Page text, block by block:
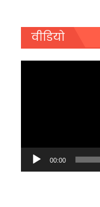
वीडियो
00:00